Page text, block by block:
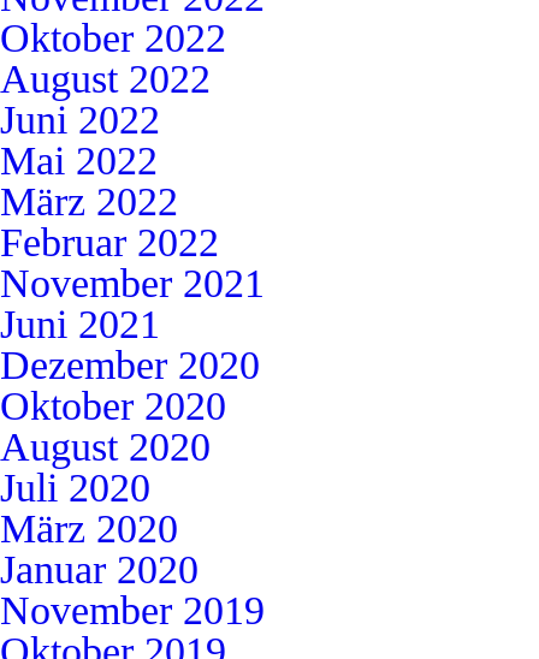
Oktober 2022
August 2022
Juni 2022
Mai 2022
März 2022
Februar 2022
November 2021
Juni 2021
Dezember 2020
Oktober 2020
August 2020
Juli 2020
März 2020
Januar 2020
November 2019